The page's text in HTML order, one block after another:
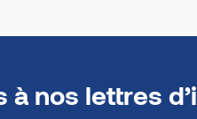
à nos lettres